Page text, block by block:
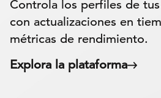
Controla los perfiles de
con actualizaciones en
métricas de rendimiento.
Explora la plataforma